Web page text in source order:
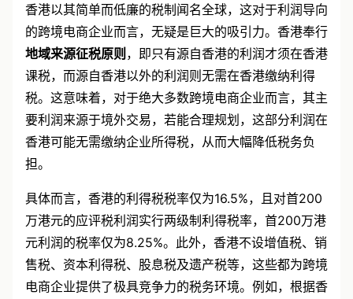
香港以其简单而低廉的税制闻名全球，这对于利润导向
的跨境电商企业而言，无疑是巨大的吸引力。香港奉行
地域来源征税原则 ，即只有源自香港的利润才须在香港
课税，而源自香港以外的利润则无需在香港缴纳利得
税。这意味着，对于绝大多数跨境电商企业而言，其主
要利润来源于境外交易，若能合理规划，这部分利润在
香港可能无需缴纳企业所得税，从而大幅降低税务负
担。
具体而言，香港的利得税税率仅为16.5%，且对首200
万港元的应评税利润实行两级制利得税率，首200万港
元利润的税率仅为8.25%。此外，香港不设增值税、销
售税、资本利得税、股息税及遗产税等，这些都为跨境
电商企业提供了极具竞争力的税务环境。例如，根据香